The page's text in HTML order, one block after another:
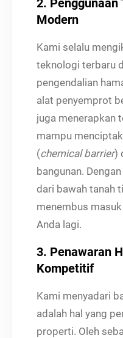
2. Penggunaan
Modern
Kami selalu
teknologi terbaru
pengendalian
alat penyemprot
juga menerapkan
mampu
(chemical barrier)
bangunan.
dari bawah tanah
menembus
Anda lagi.
3. Penawaran
Kompetitif
Kami menyadari
adalah hal yang
properti. Oleh